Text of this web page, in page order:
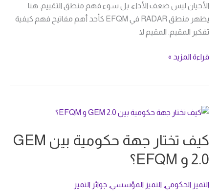
الأحيان ليس ضعف الأداء، بل سوء فهم منطق التقييم. هنا
يظهر منطق RADAR في EFQM كأحد أهم مفاتيح فهم كيفية
تفكير المقيم. المقيم لا
الحكومية؟
قراءة المزيد »
كيف تختار جهة حكومية بين GEM
2.0 و EFQM؟
التميز الحكومي, التميز المؤسسي, جوائز التميز
كيف
جهة
حكومية
بين
2.0